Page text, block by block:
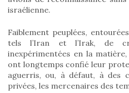
israélienne.
Faiblement peuplées,
tels l’Iran et l’Irak, de
inexpérimentées en la
ont longtemps confié leur
aguerris, ou, à défaut, à des
privées, les mercenaires des